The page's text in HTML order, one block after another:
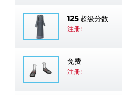
125 超级分数
注册!
免费
注册!